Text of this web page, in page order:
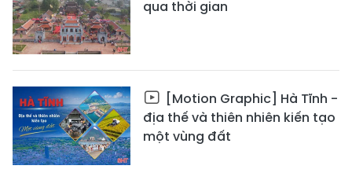
qua thời gian
[Motion Graphic] Hà Tĩnh -
địa thế và thiên nhiên kiến tạo
một vùng đất